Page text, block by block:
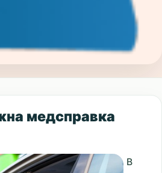
медсправка
В